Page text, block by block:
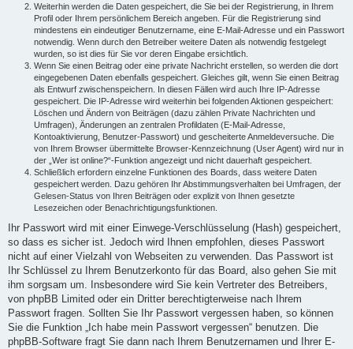
Weiterhin werden die Daten gespeichert, die Sie bei der Registrierung, in Ihrem
Profil oder Ihrem persönlichem Bereich angeben. Für die Registrierung sind
mindestens ein eindeutiger Benutzername, eine E-Mail-Adresse und ein Passwort
notwendig. Wenn durch den Betreiber weitere Daten als notwendig festgelegt
wurden, so ist dies für Sie vor deren Eingabe ersichtlich.
Wenn Sie einen Beitrag oder eine private Nachricht erstellen, so werden die dort
eingegebenen Daten ebenfalls gespeichert. Gleiches gilt, wenn Sie einen Beitrag
als Entwurf zwischenspeichern. In diesen Fällen wird auch Ihre IP-Adresse
gespeichert. Die IP-Adresse wird weiterhin bei folgenden Aktionen gespeichert:
Löschen und Ändern von Beiträgen (dazu zählen Private Nachrichten und
Umfragen), Änderungen an zentralen Profildaten (E-Mail-Adresse,
Kontoaktivierung, Benutzer-Passwort) und gescheiterte Anmeldeversuche. Die
von Ihrem Browser übermittelte Browser-Kennzeichnung (User Agent) wird nur in
der „Wer ist online?“-Funktion angezeigt und nicht dauerhaft gespeichert.
Schließlich erfordern einzelne Funktionen des Boards, dass weitere Daten
gespeichert werden. Dazu gehören Ihr Abstimmungsverhalten bei Umfragen, der
Gelesen-Status von Ihren Beiträgen oder explizit von Ihnen gesetzte
Lesezeichen oder Benachrichtigungsfunktionen.
Ihr Passwort wird mit einer Einwege-Verschlüsselung (Hash) gespeichert,
so dass es sicher ist. Jedoch wird Ihnen empfohlen, dieses Passwort
nicht auf einer Vielzahl von Webseiten zu verwenden. Das Passwort ist
Ihr Schlüssel zu Ihrem Benutzerkonto für das Board, also gehen Sie mit
ihm sorgsam um. Insbesondere wird Sie kein Vertreter des Betreibers,
von phpBB Limited oder ein Dritter berechtigterweise nach Ihrem
Passwort fragen. Sollten Sie Ihr Passwort vergessen haben, so können
Sie die Funktion „Ich habe mein Passwort vergessen“ benutzen. Die
phpBB-Software fragt Sie dann nach Ihrem Benutzernamen und Ihrer E-